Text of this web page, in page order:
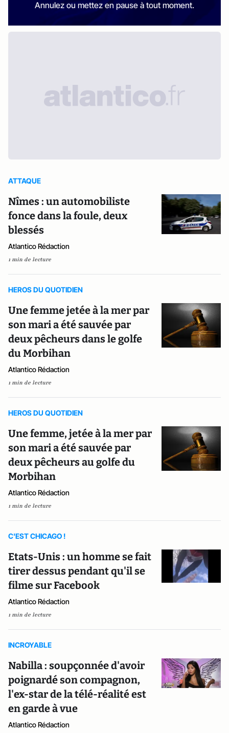
Annulez ou mettez en pause à tout moment.
ATTAQUE
Nîmes : un automobiliste
fonce dans la foule, deux
blessés
Atlantico Rédaction
1 min de lecture
HEROS DU QUOTIDIEN
Une femme jetée à la mer par
son mari a été sauvée par
deux pêcheurs dans le golfe
du Morbihan
Atlantico Rédaction
1 min de lecture
HEROS DU QUOTIDIEN
Une femme, jetée à la mer par
son mari a été sauvée par
deux pêcheurs au golfe du
Morbihan
Atlantico Rédaction
1 min de lecture
C'EST CHICAGO !
Etats-Unis : un homme se fait
tirer dessus pendant qu'il se
filme sur Facebook
Atlantico Rédaction
1 min de lecture
INCROYABLE
Nabilla : soupçonnée d'avoir
poignardé son compagnon,
l'ex-star de la télé-réalité est
en garde à vue
Atlantico Rédaction